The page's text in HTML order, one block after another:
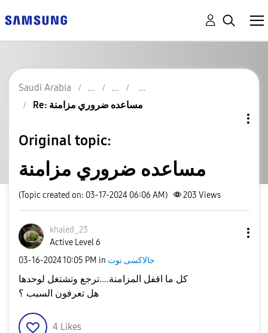
Saudi Arabia
Re: مساعده ضروري مزامنة
Original topic:
مساعده ضروري مزامنة
(Topic created on: 03-17-2024 06:06 AM) 203 Views
khaled_23
Active Level 6
‎03-16-202410:05 PM in جالاكسى نوت
هل تعرفون السبب ؟
4 Likes